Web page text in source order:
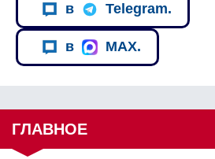
в Telegram.
в MAX.
ГЛАВНОЕ